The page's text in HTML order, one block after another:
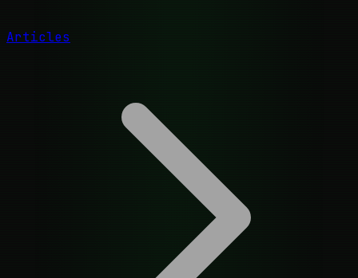
Articles